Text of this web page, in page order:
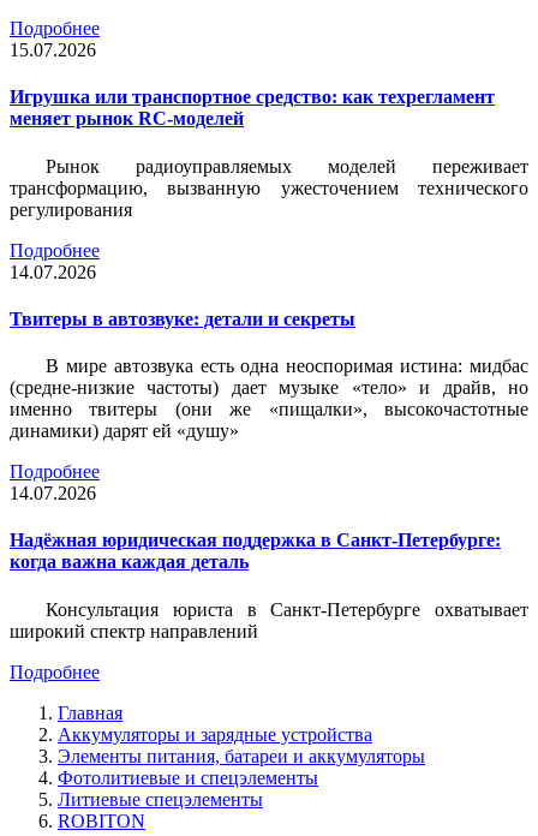
Подробнее
15.07.2026
Игрушка или транспортное средство: как техрегламент
меняет рынок RC-моделей
Рынок радиоуправляемых моделей переживает
трансформацию, вызванную ужесточением технического
регулирования
Подробнее
14.07.2026
Твитеры в автозвуке: детали и секреты
В мире автозвука есть одна неоспоримая истина: мидбас
(средне-низкие частоты) дает музыке «тело» и драйв, но
именно твитеры (они же «пищалки», высокочастотные
динамики) дарят ей «душу»
Подробнее
14.07.2026
Надёжная юридическая поддержка в Санкт-Петербурге:
когда важна каждая деталь
Консультация юриста в Санкт-Петербурге охватывает
широкий спектр направлений
Подробнее
Главная
Аккумуляторы и зарядные устройства
Элементы питания, батареи и аккумуляторы
Фотолитиевые и спецэлементы
Литиевые спецэлементы
ROBITON